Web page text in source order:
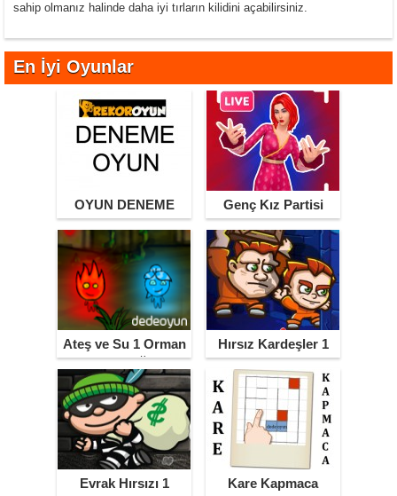
sahip olmanız halinde daha iyi tırların kilidini açabilirsiniz.
En İyi Oyunlar
OYUN DENEME Genç Kız Partisi
Ateş ve Su 1 Orman
Tapınağı
Hırsız Kardeşler 1
Evrak Hırsızı 1 Kare Kapmaca